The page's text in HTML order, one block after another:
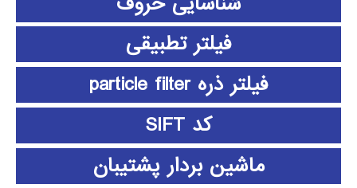
فیلتر تطبیقی
فیلتر ذره particle filter
کد SIFT
ماشین بردار پشتیبان